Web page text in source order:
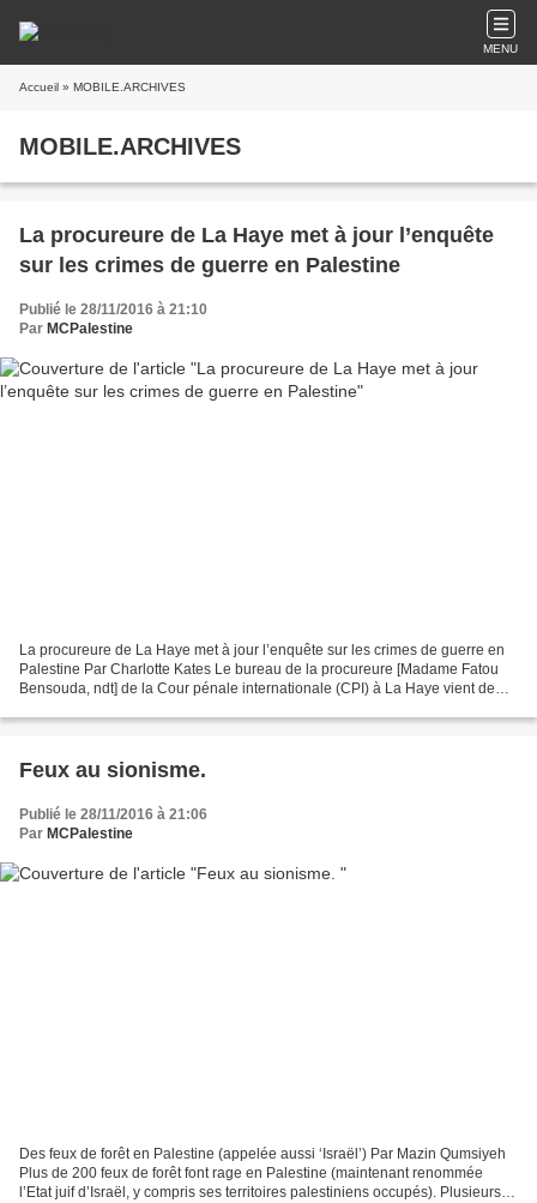
MENU
Accueil » MOBILE.ARCHIVES
MOBILE.ARCHIVES
La procureure de La Haye met à jour l’enquête
sur les crimes de guerre en Palestine
Publié le 28/11/2016 à 21:10
Par MCPalestine
La procureure de La Haye met à jour l’enquête sur les crimes de guerre en
Palestine Par Charlotte Kates Le bureau de la procureure [Madame Fatou
Bensouda, ndt] de la Cour pénale internationale (CPI) à La Haye vient de
Feux au sionisme.
Publié le 28/11/2016 à 21:06
Par MCPalestine
Des feux de forêt en Palestine (appelée aussi ‘Israël’) Par Mazin Qumsiyeh
Plus de 200 feux de forêt font rage en Palestine (maintenant renommée
l’Etat juif d’Israël, y compris ses territoires palestiniens occupés). Plusieurs